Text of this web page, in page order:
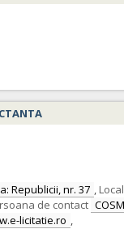
Republicii, nr. 37 ,
de contact
licitatie.ro ,